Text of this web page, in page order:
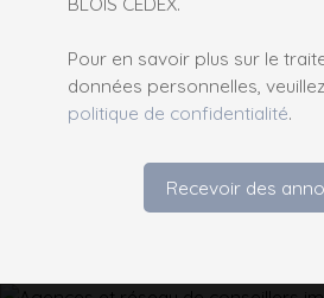
Pour en savoir plus sur le
données personnelles,
politique de confidentialité.
Recevoir des